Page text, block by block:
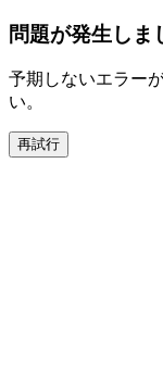
問題が発生しま
予期しないエラー
い。
再試行